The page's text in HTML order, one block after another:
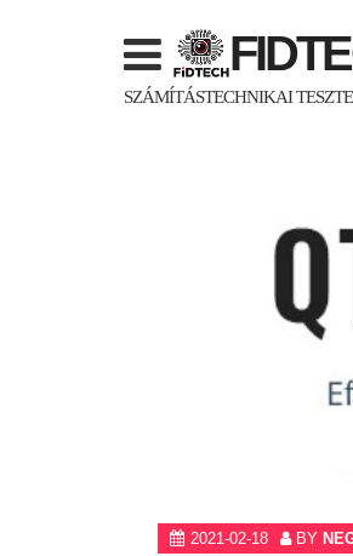
SZÁMÍTÁSTECHNIKAI
2021-02-18 BY